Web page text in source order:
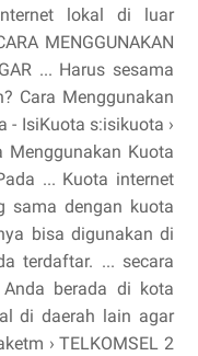
lokal di luar
MENGGUNAKAN
... Harus sesama
Cara Menggunakan
- IsiKuota s:isikuota ›
Menggunakan Kuota
... Kuota internet
sama dengan kuota
bisa digunakan di
terdaftar. ... secara
berada di kota
di daerah lain agar
› TELKOMSEL 2